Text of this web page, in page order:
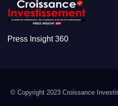
Press Insight 360
© Copyright 2023 Croissance